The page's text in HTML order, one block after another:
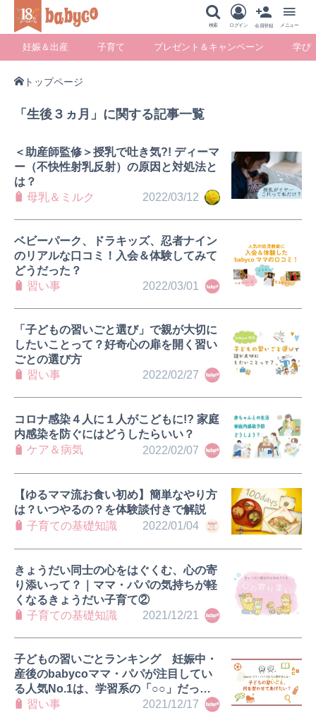
検索 ログイン 会員登録 メニュー
妊娠＆出産 子育て プレゼント＆キャンペーン 学び
トップページ
「生後３ヵ月」に関する記事一覧
2022/03/12
＜助産師監修＞授乳で吐き気?! ディーマ
ー（不快性射乳反射）の原因と対処法と
は？
母乳＆ミルク
2022/03/01
ベビーパーク、ドラキッズ、忍者ナイン
のリアルな口コミ！入会＆体験してみて
どうだった？
習い事
2022/02/27
「子どもの習いごと選び」で親が大切に
したいことって？好奇心の扉を開く習い
ごとの選び方
習い事
2022/02/07
コロナ感染４人に１人がこどもに!? 家庭
内感染を防ぐにはどうしたらいい？
ケア＆病気
2022/01/04
【ゆるママ流お食い初め】簡単なやり方
は？いつやるの？を体験談付きで解説
子育ての基礎知識
2021/12/21
きょうだい同士の心をはぐくむ、心の寄
り添いって？｜ママ・パパの気持ちが軽
くなるきょうだい子育て②
子育ての基礎知識
2021/12/17
子どもの習いごとランキング 妊娠中・
産後のbabycoママ・パパが注目してい
る人気No.1は、学習系の「○○」だっ
た！習い事
ャンペーン
暮らし